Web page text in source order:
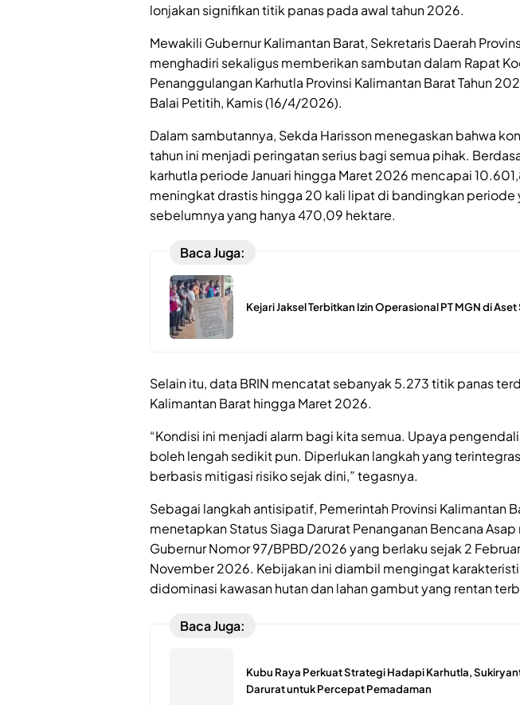
lonjakan signifikan titik panas pada awal tahun 2026.
Mewakili Gubernur Kalimantan Barat, Sekretaris Daerah
menghadiri sekaligus memberikan sambutan dalam Rapat
Penanggulangan Karhutla Provinsi Kalimantan Barat Tahun
Balai Petitih, Kamis (16/4/2026).
Dalam sambutannya, Sekda Harisson menegaskan bahwa
tahun ini menjadi peringatan serius bagi semua pihak.
karhutla periode Januari hingga Maret 2026 mencapai
meningkat drastis hingga 20 kali lipat di bandingkan periode
sebelumnya yang hanya 470,09 hektare.
Baca Juga:
Kejari Jaksel Terbitkan Izin Operasional PT MGN di Aset
Selain itu, data BRIN mencatat sebanyak 5.273 titik panas
Kalimantan Barat hingga Maret 2026.
“Kondisi ini menjadi alarm bagi kita semua. Upaya
boleh lengah sedikit pun. Diperlukan langkah yang
berbasis mitigasi risiko sejak dini,” tegasnya.
Sebagai langkah antisipatif, Pemerintah Provinsi Kalimantan
menetapkan Status Siaga Darurat Penanganan Bencana
Gubernur Nomor 97/BPBD/2026 yang berlaku sejak 2
November 2026. Kebijakan ini diambil mengingat
didominasi kawasan hutan dan lahan gambut yang rentan
Baca Juga:
Kubu Raya Perkuat Strategi Hadapi Karhutla,
Darurat untuk Percepat Pemadaman